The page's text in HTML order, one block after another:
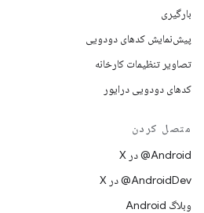
بارگیری
پیش‌نمایش کدهای دودویی
تصاویر تنظیمات کارخانه
کدهای دودویی درایور
متصل کردن
‫‎@Android در X
‫‎@AndroidDev در X
وبلاگ Android